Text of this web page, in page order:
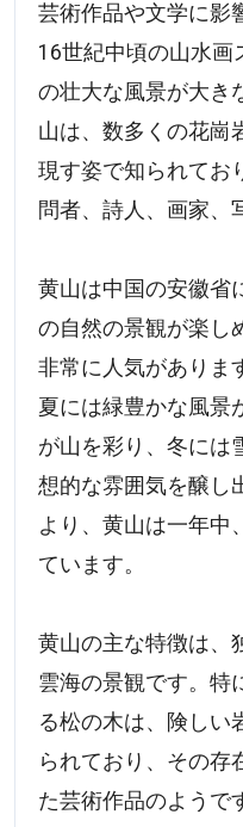
芸術作品や文学に影
16世紀中頃の山水画
の壮大な風景が大き
山は、数多くの花崗
現す姿で知られてお
問者、詩人、画家、
黄山は中国の安徽省
の自然の景観が楽し
非常に人気がありま
夏には緑豊かな風景
が山を彩り、冬には
想的な雰囲気を醸し
より、黄山は一年中
ています。
黄山の主な特徴は、
雲海の景観です。特
る松の木は、険しい
られており、その存
た芸術作品のようで